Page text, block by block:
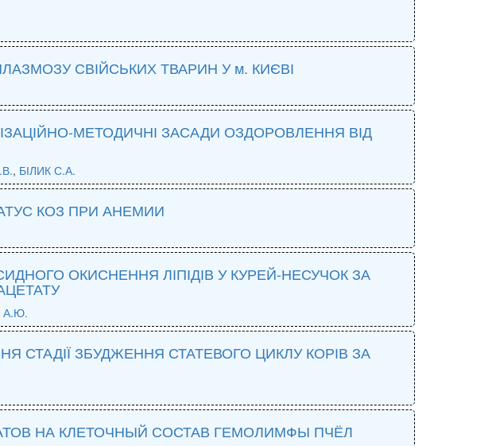
СВІЙСЬКИХ ТВАРИН У м. КИЄВІ
МЕТОДИЧНІ ЗАСАДИ ОЗДОРОВЛЕННЯ ВІД
, БІЛИК С.А.
КОЗ ПРИ АНЕМИИ
ОКИСНЕННЯ ЛІПІДІВ У КУРЕЙ-НЕСУЧОК ЗА
А.Ю.
СТАДІЇ ЗБУДЖЕННЯ СТАТЕВОГО ЦИКЛУ КОРІВ ЗА
НА КЛЕТОЧНЫЙ СОСТАВ ГЕМОЛИМФЫ ПЧЁЛ